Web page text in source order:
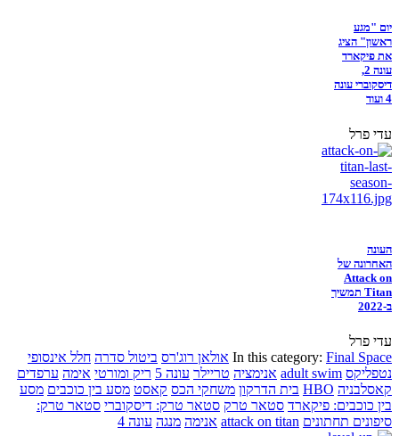
יום "מגע
ראשון" הציג
את פיקארד
עונה 2,
דיסקוברי עונה
4 ועוד
עדי פרל
העונה
האחרונה של
Attack on
Titan תמשיך
ב-2022
עדי פרל
In this category: Final Space אולאן רוג'רס ביטול סדרה חלל אינסופי
נטפליקס adult swim אנימציה טריילר עונה 5 ריק ומורטי אימה ערפדים
קאסלבניה HBO בית הדרקון משחקי הכס קאסט מסע בין כוכבים מסע
בין כוכבים: פיקארד סטאר טרק סטאר טרק: דיסקוברי סטאר טרק:
סיפונים תחתונים attack on titan אנימה מנגה עונה 4